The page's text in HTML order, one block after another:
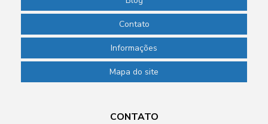
Contato
Informações
Mapa do site
CONTATO